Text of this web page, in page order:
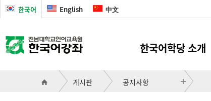
한국어 English 中文
한국어학당 소개
원장 인사말
게시판 공지사항